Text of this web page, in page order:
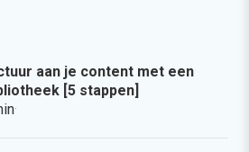
aan je content met een
[5 stappen]
·